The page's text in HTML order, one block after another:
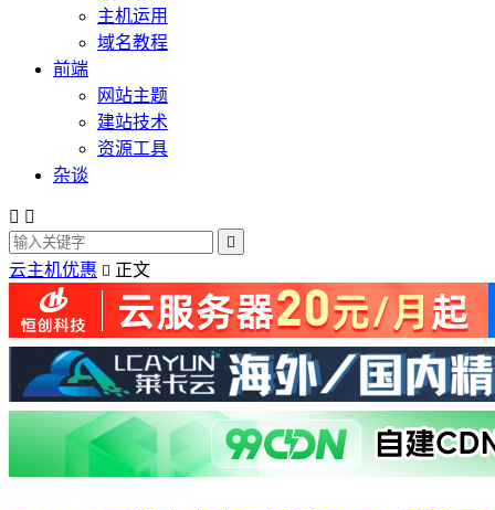
主机运用
域名教程
前端
网站主题
建站技术
资源工具
杂谈
 

云主机优惠  正文